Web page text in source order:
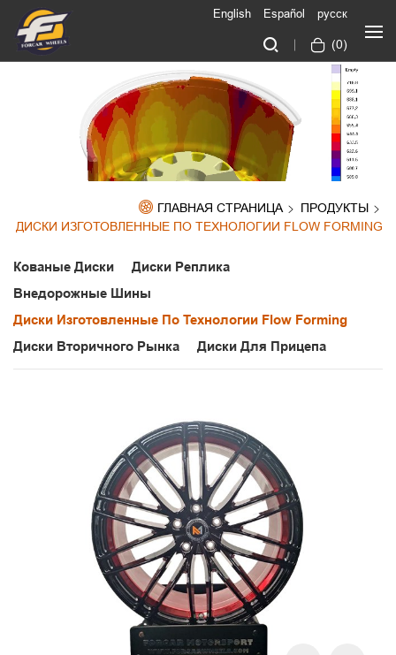
(0)
English Español русск
ГЛАВНАЯ СТРАНИЦА
ПРОДУКТЫ
ДИСКИ ИЗГОТОВЛЕННЫЕ ПО ТЕХНОЛОГИИ FLOW FORMING
Кованые Диски
Диски Реплика
Внедорожные Шины
Диски Изготовленные По Технологии Flow Forming
Диски Вторичного Рынка
Диски Для Прицепа